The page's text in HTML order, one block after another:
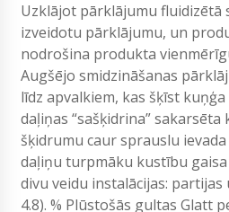
Uzklājot pārklājumu fluidizētā
izveidotu pārklājumu, un
nodrošina produkta
Augšējo smidzināšanas
līdz apvalkiem, kas šķīst
daļiņas “sašķidrina”
šķidrumu caur sprauslu
daļiņu turpmāku kustību
divu veidu instalācijas:
4.8). % Plūstošās gultas Glatt